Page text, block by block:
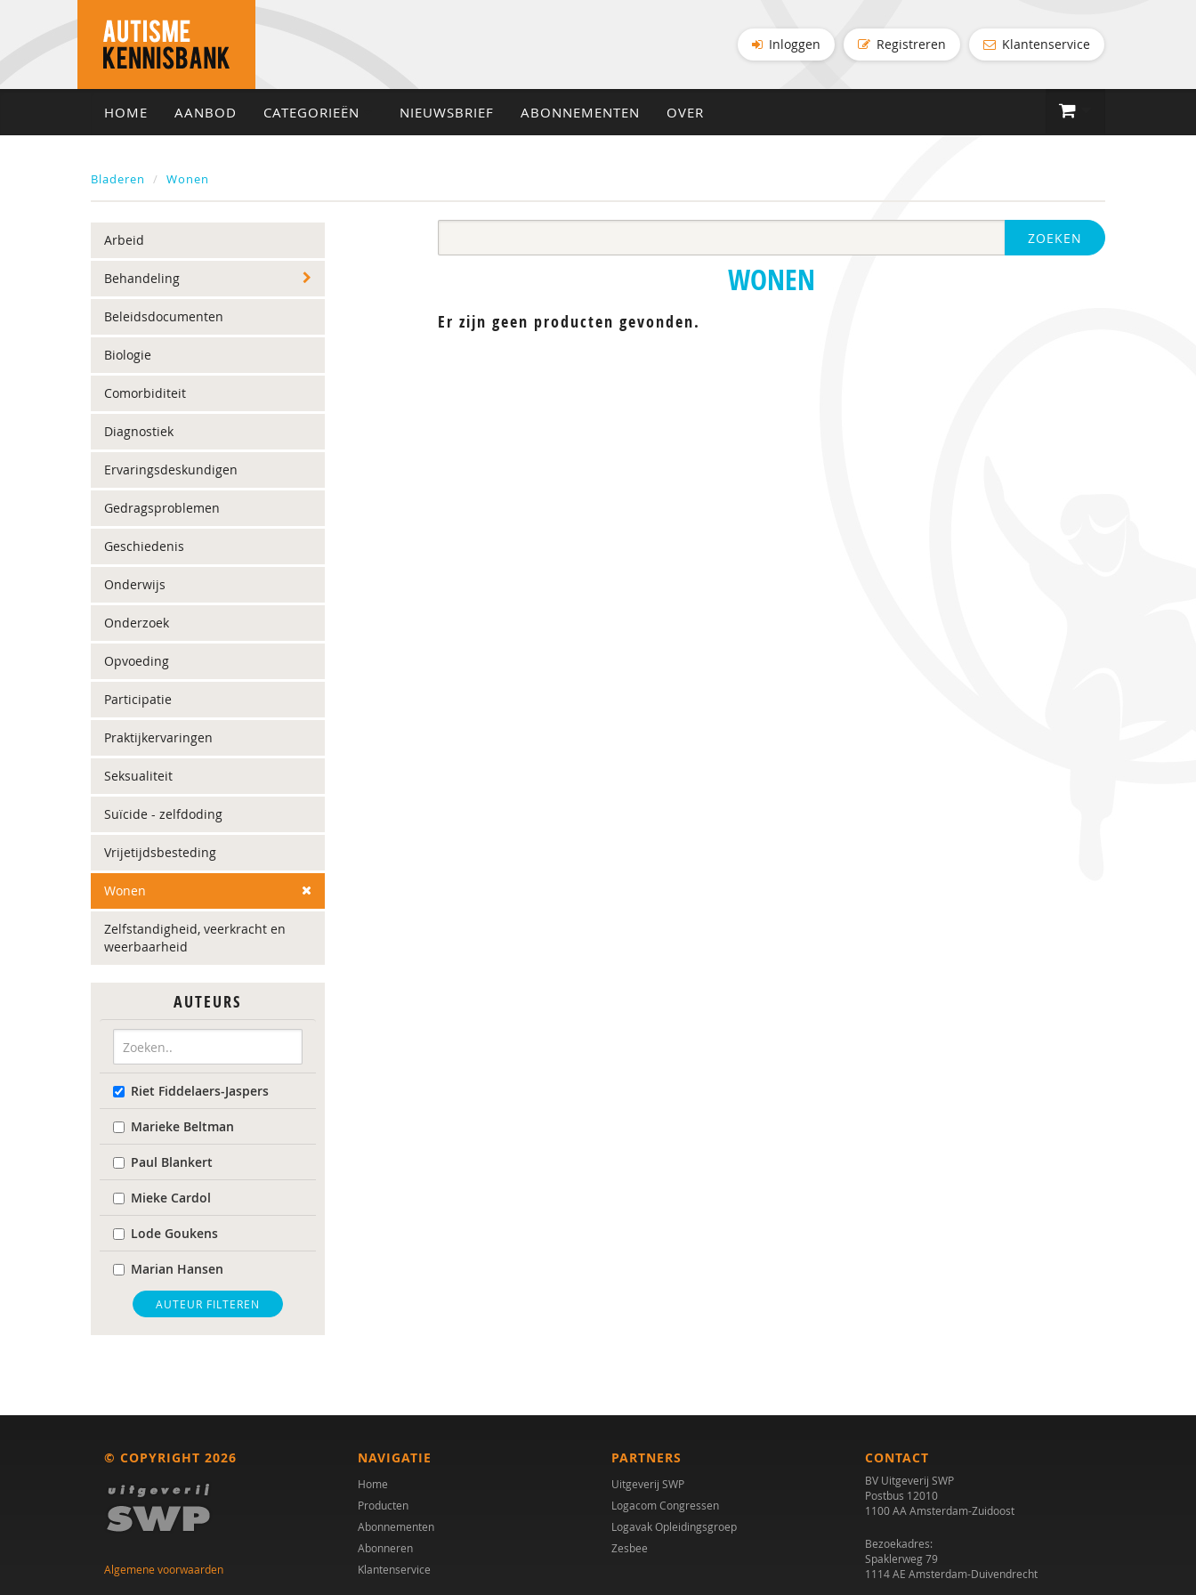
Inloggen Registreren Klantenservice
HOME AANBOD CATEGORIEËN NIEUWSBRIEF ABONNEMENTEN OVER
Bladeren Wonen
Arbeid
Behandeling
Beleidsdocumenten
Biologie
Comorbiditeit
Diagnostiek
Ervaringsdeskundigen
Gedragsproblemen
Geschiedenis
Onderwijs
Onderzoek
Opvoeding
Participatie
Praktijkervaringen
Seksualiteit
Suïcide - zelfdoding
Vrijetijdsbesteding
Wonen
Zelfstandigheid, veerkracht en
weerbaarheid
AUTEURS
Riet Fiddelaers-Jaspers
Marieke Beltman
Paul Blankert
Mieke Cardol
Lode Goukens
Marian Hansen
Heidi J.M. van Heijningen-
Tousain
Frans Woltring
AUTEUR FILTEREN
ZOEKEN
WONEN
Er zijn geen producten gevonden.
© COPYRIGHT 2026
Algemene voorwaarden
NAVIGATIE
Home
Producten
Abonnementen
Abonneren
Klantenservice
PARTNERS
Uitgeverij SWP
Logacom Congressen
Logavak Opleidingsgroep
Zesbee
CONTACT
BV Uitgeverij SWP
Postbus 12010
1100 AA Amsterdam-Zuidoost
Bezoekadres:
Spaklerweg 79
1114 AE Amsterdam-Duivendrecht